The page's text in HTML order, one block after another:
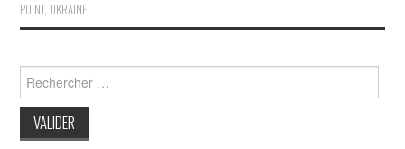
POINT, UKRAINE
Search
for: